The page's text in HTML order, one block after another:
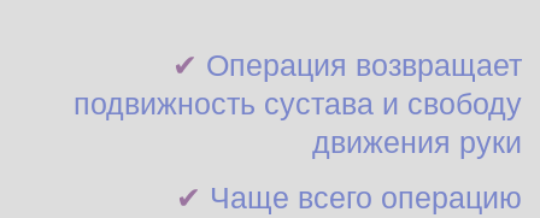
✔ Операция возвращает
подвижность сустава и свободу
движения руки
✔ Чаще всего операцию